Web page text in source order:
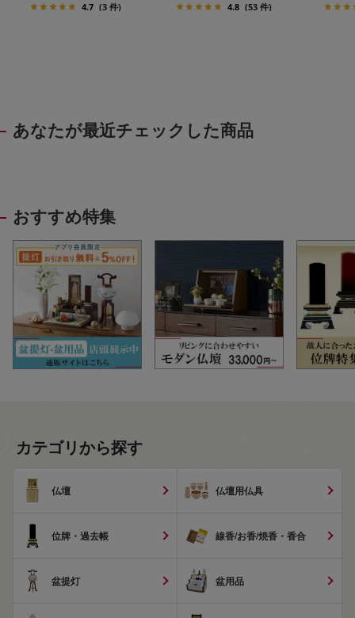
4.7 (3 件) 4.8 (53 件)
あなたが最近チェックした商品
おすすめ特集
カテゴリから探す
仏壇 仏壇用仏具
位牌・過去帳 線香/お香/焼香・香合
盆提灯 盆用品